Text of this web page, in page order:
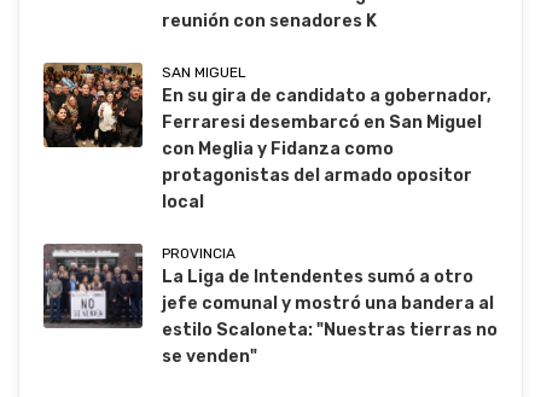
reunión con senadores K
SAN MIGUEL
En su gira de candidato a gobernador,
Ferraresi desembarcó en San Miguel
con Meglia y Fidanza como
protagonistas del armado opositor
local
PROVINCIA
La Liga de Intendentes sumó a otro
jefe comunal y mostró una bandera al
estilo Scaloneta: "Nuestras tierras no
se venden"